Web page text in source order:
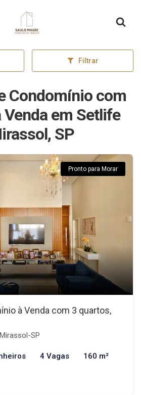
Página inicial
Filtrar
Condomínio com
Venda em Setlife
SP
Pronto para Morar
à Venda com 3 quartos,
SP
4 Vagas 160 m²